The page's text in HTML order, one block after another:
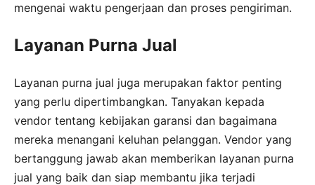
mengenai waktu pengerjaan dan proses pengiriman.
Layanan Purna Jual
Layanan purna jual juga merupakan faktor penting
yang perlu dipertimbangkan. Tanyakan kepada
vendor tentang kebijakan garansi dan bagaimana
mereka menangani keluhan pelanggan. Vendor yang
bertanggung jawab akan memberikan layanan purna
jual yang baik dan siap membantu jika terjadi